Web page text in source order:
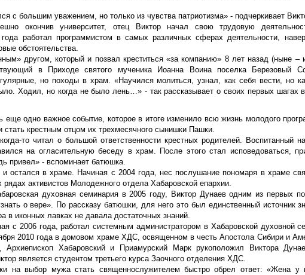
с большим уважением, но только из чувства патриотизма» - подчеркивает
окончив университет, отец Виктор начал свою трудовую
работал программистом в самых различных сферах деятельности,
обстоятельства.
другом, который и позвал креститься «за компанию» 8 лет назад (ныне –
в Приходе святого мученика Иоанна Воина поселка Березовый
но походы в храм. «Научился молиться, узнал, как себя вести, но
Ходил, но когда не было лень…» - так рассказывает о своих первых шагах
еще одно важное событие, которое в итоге изменило всю жизнь молодого
стать крестным отцом их трехмесячного сынишки Пашки.
то читал о большой ответственности крестных родителей. Воспитанный
на огласительную беседу в храм. После этого стал исповедоваться,
привел» - вспоминает батюшка.
остался в храме. Начиная с 2004 года, нес послушание пономаря в храме
рядах активистов Молодежного отдела Хабаровской епархии.
духовная семинария в 2005 году, Виктор Дунаев одним из первых
о вере». По рассказу батюшки, для него это был единственный источник
в иконных лавках не давала достаточных знаний.
с 2006 года, работал системным администратором в Хабаровской духовной
2010 года в домовом храме ХДС, освященном в честь Апостола Сибири и
Архиепископ Хабаровский и Приамурский Марк рукоположил Виктора
является студентом третьего курса Заочного отделения ХДС.
на выбор мужа стать священнослужителем быстро обрел ответ: «Жена у